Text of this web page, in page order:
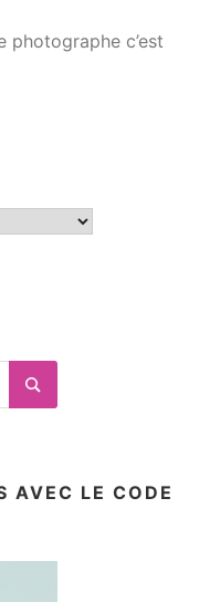
photographe c’est
Search
AVEC LE CODE